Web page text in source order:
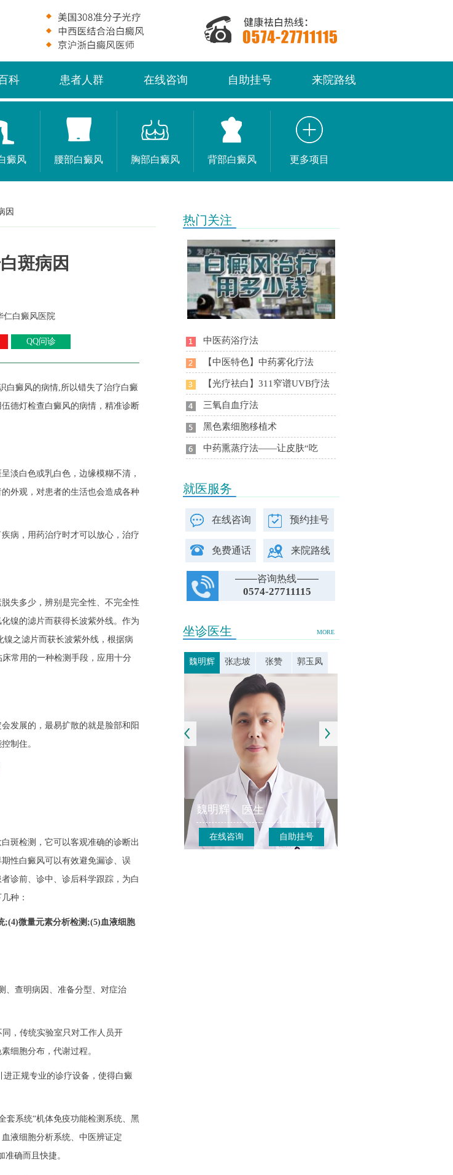
科 患者人群 在线咨询 自助挂号 来院路线
癜风 腰部白癜风 胸部白癜风 背部白癜风 更多项目
因
斑病因
仁白癜风医院
QQ问诊
白癜风的病情,所以错失了治疗白癜
德灯检查白癜风的病情，精准诊断
淡白色或乳白色，边缘模糊不清，
外观，对患者的生活也会造成各种
病，用药治疗时才可以放心，治疗
失多少，辨别是完全性、不完全性
镍的滤片而获得长波紫外线。作为
之滤片而获长波紫外线，根据病
常用的一种检测手段，应用十分
发展的，最易扩散的就是脸部和阳
制住。
斑检测，它可以客观准确的诊断出
性白癜风可以有效避免漏诊、误
诊前、诊中、诊后科学跟踪，为白
种：
;(4)微量元素分析检测;(5)血液细胞
、查明病因、准备分型、对症治
，传统实验室只对工作人员开
细胞分布，代谢过程。
正规专业的诊疗设备，使得白癜
套系统“机体免疫功能检测系统、黑
液细胞分析系统、中医辨证定
确而且快捷。
热门关注
中医药浴疗法
【中医特色】中药雾化疗法
【光疗祛白】311窄谱UVB疗法
三氧自血疗法
黑色素细胞移植术
中药熏蒸疗法——让皮肤“吃
就医服务
在线咨询 预约挂号
免费通话 来院路线
咨询热线
0574-27711115
MORE
坐诊医生
魏明辉 张志坡 张赞 郭玉凤
魏明辉 医生
在线咨询 自助挂号